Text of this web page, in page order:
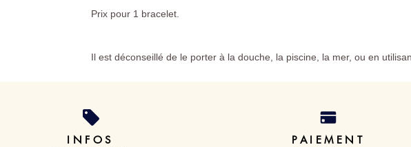
Prix pour 1 bracelet.
Il est déconseillé de le porter à la douche, la piscine, la mer, ou en
INFOS
PAIEMENT